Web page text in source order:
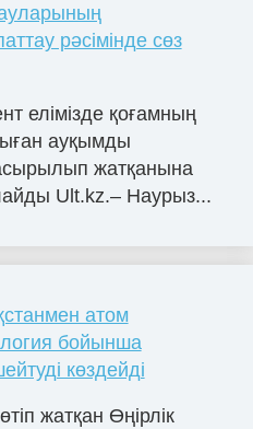
рәсімінде сөз
елімізде қоғамның
ауқымды
жатқанына
Ult.kz.– Наурыз...
атом
бойынша
көздейді
жатқан Өңірлік